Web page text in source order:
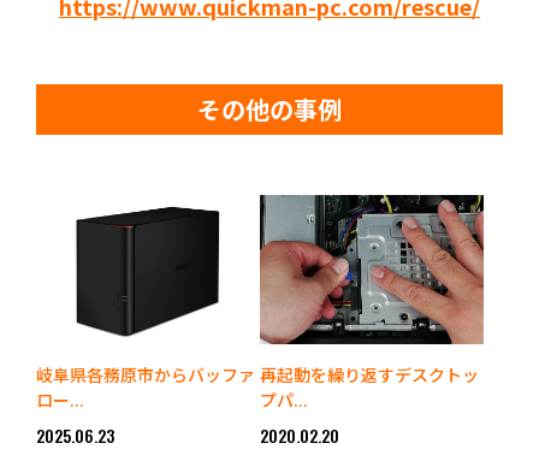
その他の事例
岐阜県各務原市からバッファ
ロー...
2025.06.23
再起動を繰り返すデスクトッ
プパ...
2020.02.20